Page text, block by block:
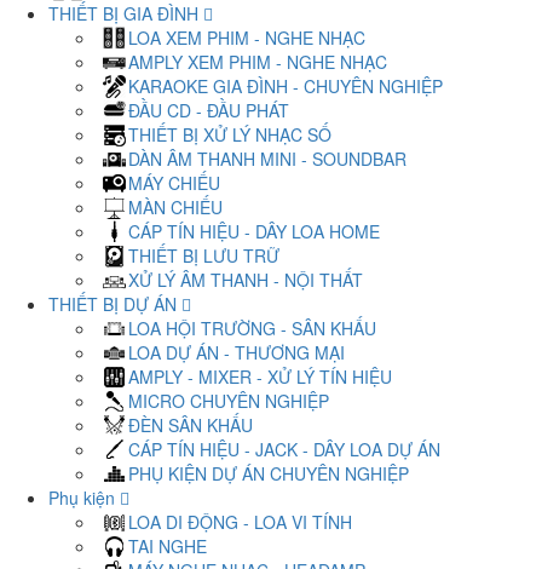
THIẾT BỊ GIA ĐÌNH
LOA XEM PHIM - NGHE NHẠC
AMPLY XEM PHIM - NGHE NHẠC
KARAOKE GIA ĐÌNH - CHUYÊN NGHIỆP
ĐẦU CD - ĐẦU PHÁT
THIẾT BỊ XỬ LÝ NHẠC SỐ
DÀN ÂM THANH MINI - SOUNDBAR
MÁY CHIẾU
MÀN CHIẾU
CÁP TÍN HIỆU - DÂY LOA HOME
THIẾT BỊ LƯU TRỮ
XỬ LÝ ÂM THANH - NỘI THẤT
THIẾT BỊ DỰ ÁN
LOA HỘI TRƯỜNG - SÂN KHẤU
LOA DỰ ÁN - THƯƠNG MẠI
AMPLY - MIXER - XỬ LÝ TÍN HIỆU
MICRO CHUYÊN NGHIỆP
ĐÈN SÂN KHẤU
CÁP TÍN HIỆU - JACK - DÂY LOA DỰ ÁN
PHỤ KIỆN DỰ ÁN CHUYÊN NGHIỆP
Phụ kiện
LOA DI ĐỘNG - LOA VI TÍNH
TAI NGHE